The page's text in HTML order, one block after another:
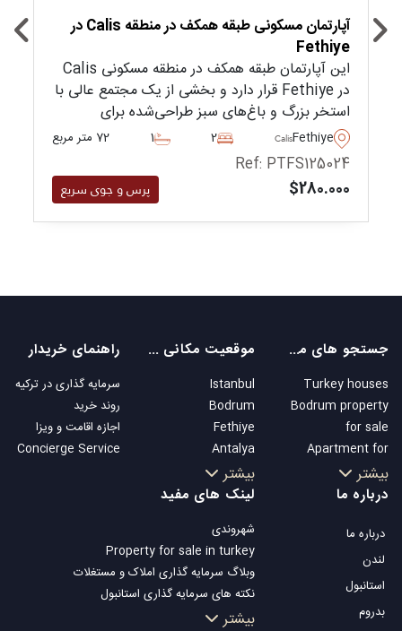
آپارتمان مسکونی طبقه همکف در منطقه Calis در
Fethiye
این آپارتمان طبقه همکف در منطقه مسکونی Calis
در Fethiye قرار دارد و بخشی از یک مجتمع عالی با
استخر بزرگ و باغ‌های سبز طراحی‌شده برای
استراحت ساکنین است.
Fethiye
Calis
2
1 72 متر مربع
Ref: PTFS125024
$280.000 پرس و جوی سریع
جستجو های محبوب
Turkey houses
Bodrum property
for sale
Apartment for
sale in Istanbul
Istanbul Villas
Apartment for
sale in Antalya
Antalya homes
بیشتر
موقعیت مکانی های محبوب
Istanbul
Bodrum
Fethiye
Antalya
Kalkan
Alanya
Bursa
Gocek
Side
Kemer
Dalyan
بیشتر
راهنمای خریدار
سرمایه گذاری در ترکیه
روند خرید
اجازه اقامت و ویزا
Concierge Service
درباره ما
درباره ما
لندن
استانبول
بدروم
لینک های مفید
شهروندی
Property for sale in turkey
وبلاگ سرمایه گذاری املاک و مستغلات
نکته های سرمایه گذاری استانبول
تلویزیون Property Turkey
بیشتر